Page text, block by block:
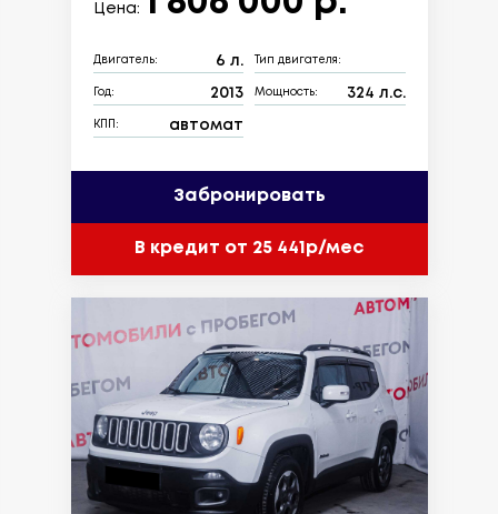
Цена:
Двигатель: 6 л. Тип двигателя:
Год: 2013 Мощность: 324 л.с.
КПП: автомат
Забронировать
В кредит от 25 441р/мес